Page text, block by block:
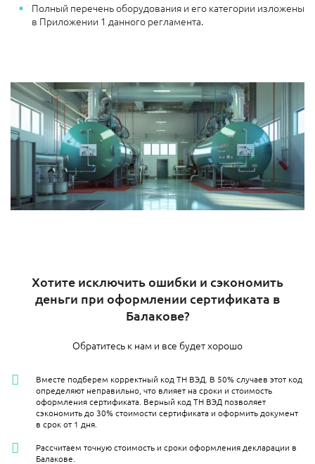
Полный перечень оборудования и его категории изложены
в Приложении 1 данного регламента.
Хотите исключить ошибки и сэкономить
деньги при оформлении сертификата в
Балакове​?
Обратитесь к нам и все будет хорошо
Вместе подберем корректный код ТН ВЭД. В 50% случаев этот код
определяют неправильно, что влияет на сроки и стоимость
оформления сертификата. Верный код ТН ВЭД позволяет
сэкономить до 30% стоимости сертификата и оформить документ
в срок от 1 дня.
Рассчитаем точную стоимость и сроки оформления декларации в
Балакове​.